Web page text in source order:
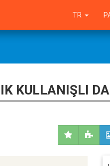
TR
KULLANIŞLI